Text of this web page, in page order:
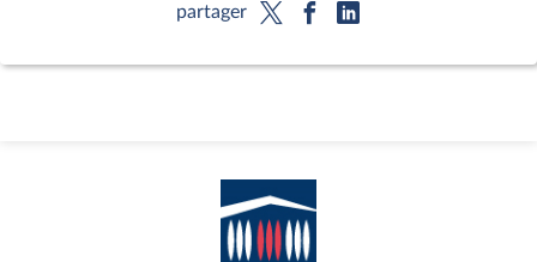
partager